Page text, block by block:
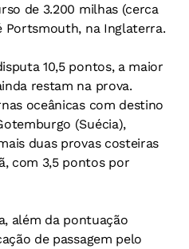
de 3.200 milhas (cerca
Portsmouth, na Inglaterra.
10,5 pontos, a maior
restam na prova.
oceânicas com destino
(Suécia),
duas provas costeiras
com 3,5 pontos por
além da pontuação
de passagem pelo